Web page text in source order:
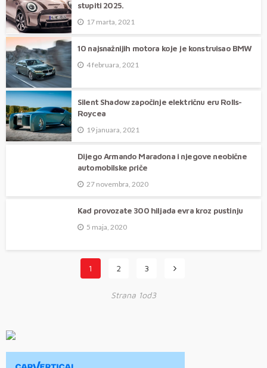
stupiti 2025.
17 marta, 2021
10 najsnažnijih motora koje je konstruisao BMW
4 februara, 2021
Silent Shadow započinje električnu eru Rolls-
Roycea
19 januara, 2021
Dijego Armando Maradona i njegove neobične
automobilske priče
27 novembra, 2020
Kad provozate 300 hiljada evra kroz pustinju
5 maja, 2020
1 2 3
Strana 1od3